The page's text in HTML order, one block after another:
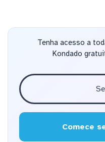
Tenha acesso a
Kondado
Comece